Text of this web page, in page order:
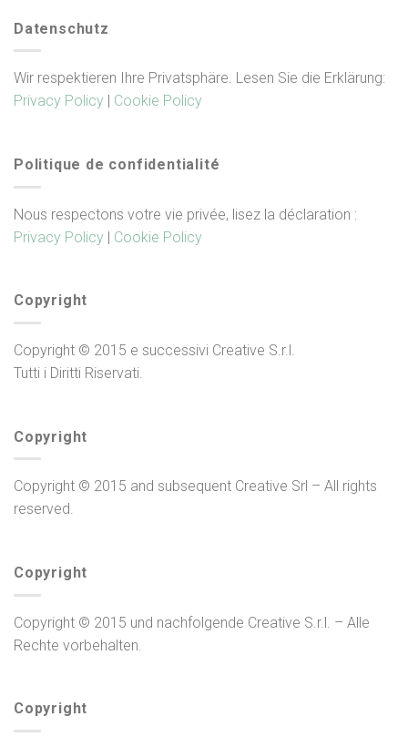
Datenschutz
Wir respektieren Ihre Privatsphäre. Lesen Sie die Erklärung:
Privacy Policy
Cookie Policy
Politique de confidentialité
Nous respectons votre vie privée, lisez la déclaration :
Privacy Policy | Cookie Policy
Copyright
Copyright © 2015 e successivi Creative S.r.l.
Tutti i Diritti Riservati.
Copyright
Copyright © 2015 and subsequent Creative Srl – All rights
reserved.
Copyright
Copyright © 2015 und nachfolgende Creative S.r.l. – Alle
Rechte vorbehalten.
Copyright